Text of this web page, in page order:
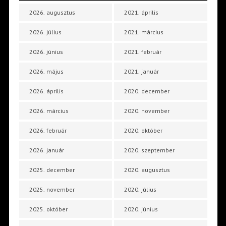
2026. augusztus
2026. július
2026. június
2026. május
2026. április
2026. március
2026. február
2026. január
2025. december
2025. november
2025. október
2021. április
2021. március
2021. február
2021. január
2020. december
2020. november
2020. október
2020. szeptember
2020. augusztus
2020. július
2020. június